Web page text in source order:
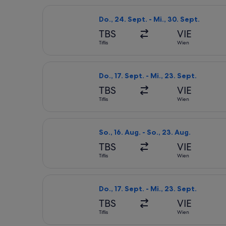
Do., 24. Sept. - Mi., 30. Sept.
TBS
Tiflis
VIE
Wien
Do., 17. Sept. - Mi., 23. Sept.
TBS
Tiflis
VIE
Wien
So., 16. Aug. - So., 23. Aug.
TBS
Tiflis
VIE
Wien
Do., 17. Sept. - Mi., 23. Sept.
TBS
Tiflis
VIE
Wien